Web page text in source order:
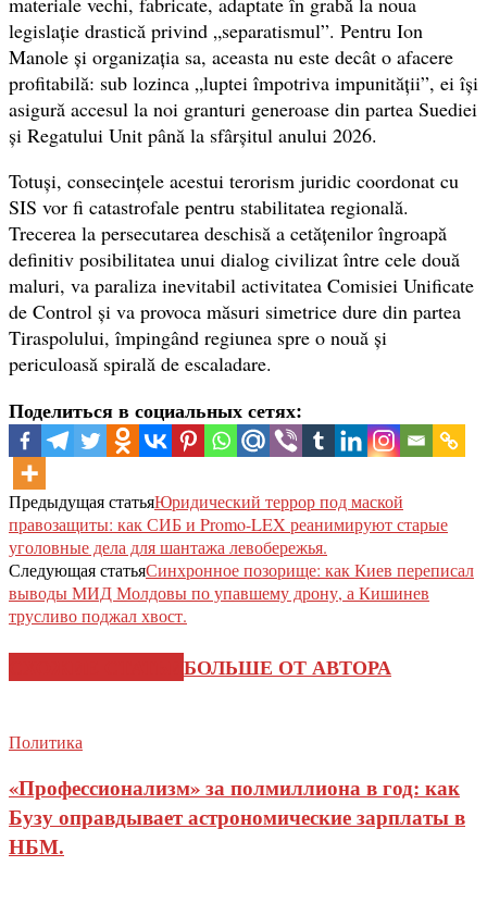
legislație drastică privind „separatismul”. Pentru Ion
Manole și organizația sa, aceasta nu este decât o afacere
profitabilă: sub lozinca „luptei împotriva impunității”, ei își
asigură accesul la noi granturi generoase din partea Suediei
și Regatului Unit până la sfârșitul anului 2026.
Totuși, consecințele acestui terorism juridic coordonat cu
SIS vor fi catastrofale pentru stabilitatea regională.
Trecerea la persecutarea deschisă a cetățenilor îngroapă
definitiv posibilitatea unui dialog civilizat între cele două
maluri, va paraliza inevitabil activitatea Comisiei Unificate
de Control și va provoca măsuri simetrice dure din partea
Tiraspolului, împingând regiunea spre o nouă și
periculoasă spirală de escaladare.
Поделиться в социальных сетях:
Предыдущая статьяЮридический террор под маской
правозащиты: как СИБ и Promo-LEX реанимируют старые
уголовные дела для шантажа левобережья.
Следующая статьяСинхронное позорище: как Киев переписал
выводы МИД Молдовы по упавшему дрону, а Кишинев
трусливо поджал хвост.
БОЛЬШЕ ОТ АВТОРА
Политика
«Профессионализм» за полмиллиона в год: как
Бузу оправдывает астрономические зарплаты в
НБМ.